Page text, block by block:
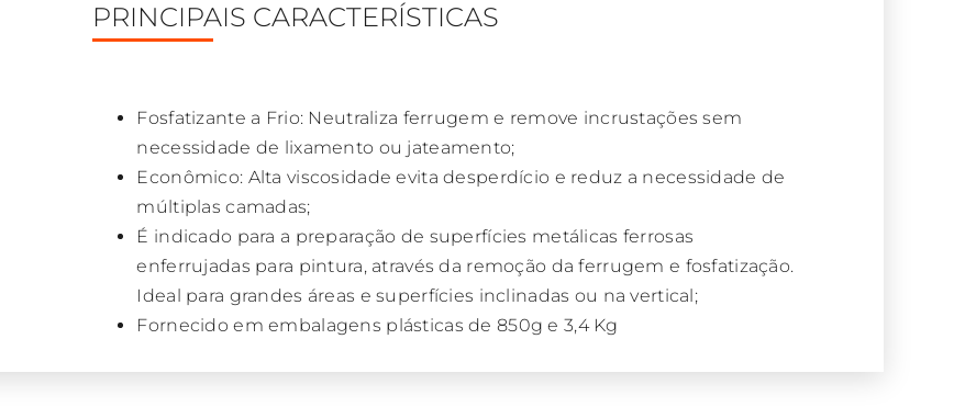
PRINCIPAIS CARACTERÍSTICAS
Fosfatizante a Frio: Neutraliza ferrugem e remove incrustações sem
necessidade de lixamento ou jateamento;
Econômico: Alta viscosidade evita desperdício e reduz a necessidade de
múltiplas camadas;
É indicado para a preparação de superfícies metálicas ferrosas
enferrujadas para pintura, através da remoção da ferrugem e fosfatização.
Ideal para grandes áreas e superfícies inclinadas ou na vertical;
Fornecido em embalagens plásticas de 850g e 3,4 Kg